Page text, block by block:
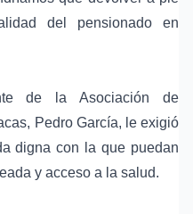
del pensionado en
de laAsociación de
, Pedro García, le exigió
digna con la que puedan
y acceso a la salud.